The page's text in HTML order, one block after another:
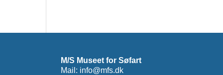
M/S Museet for Søfart
Mail: info@mfs.dk